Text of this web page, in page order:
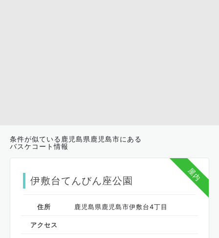
条件が似ている鹿児島県鹿児島市にある
バスケコート情報
屋内
伊敷台てんびん座公園
住所 鹿児島県鹿児島市伊敷台4丁目
アクセス